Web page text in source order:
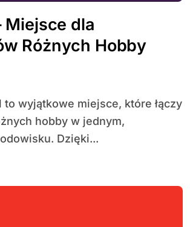
Miejsce dla
Różnych Hobby
hobby w jednym,
Dzięki...